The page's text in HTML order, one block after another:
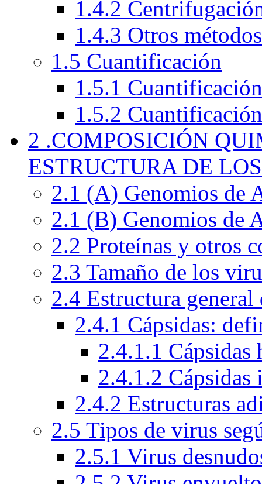
1.4.2
1.4.3 Otros métodos
1.5 Cuantificación
1.5.1
1.5.2
2 .COMPOSICIÓN
ESTRUCTURA DE
2.1 (A) Genomios de
2.1 (B) Genomios de
2.2 Proteínas y otros
2.3 Tamaño de los
2.4 Estructura
2.4.1 Cápsidas:
2.4.1.1 Cápsidas
2.4.1.2 Cápsidas
2.4.2 Estructuras
2.5 Tipos de virus
2.5.1 Virus